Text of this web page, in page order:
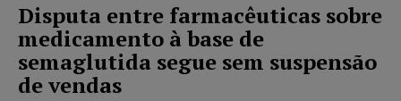
Disputa entre farmacêuticas sobre
medicamento à base de
semaglutida segue sem suspensão
de vendas